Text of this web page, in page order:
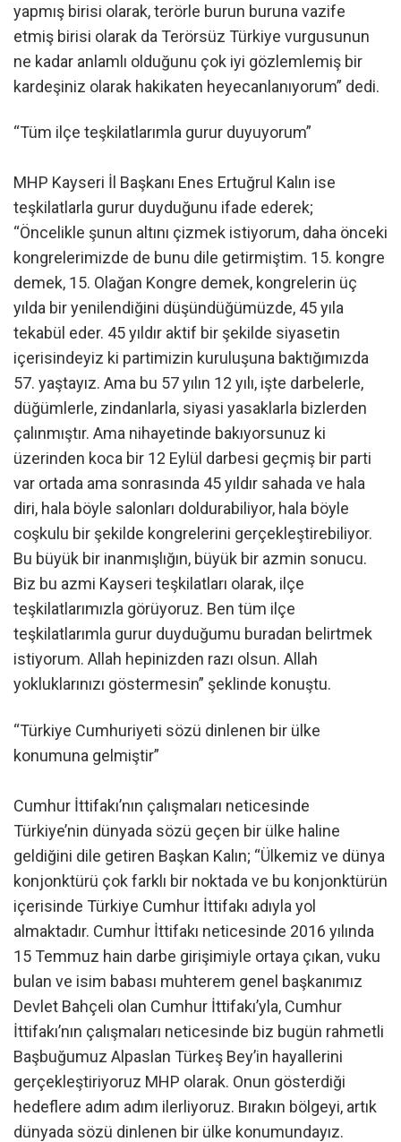
yapmış birisi olarak, terörle burun buruna vazife
etmiş birisi olarak da Terörsüz Türkiye vurgusunun
ne kadar anlamlı olduğunu çok iyi gözlemlemiş bir
kardeşiniz olarak hakikaten heyecanlanıyorum” dedi.
“Tüm ilçe teşkilatlarımla gurur duyuyorum”
MHP Kayseri İl Başkanı Enes Ertuğrul Kalın ise
teşkilatlarla gurur duyduğunu ifade ederek;
“Öncelikle şunun altını çizmek istiyorum, daha önceki
kongrelerimizde de bunu dile getirmiştim. 15. kongre
demek, 15. Olağan Kongre demek, kongrelerin üç
yılda bir yenilendiğini düşündüğümüzde, 45 yıla
tekabül eder. 45 yıldır aktif bir şekilde siyasetin
içerisindeyiz ki partimizin kuruluşuna baktığımızda
57. yaştayız. Ama bu 57 yılın 12 yılı, işte darbelerle,
düğümlerle, zindanlarla, siyasi yasaklarla bizlerden
çalınmıştır. Ama nihayetinde bakıyorsunuz ki
üzerinden koca bir 12 Eylül darbesi geçmiş bir parti
var ortada ama sonrasında 45 yıldır sahada ve hala
diri, hala böyle salonları doldurabiliyor, hala böyle
coşkulu bir şekilde kongrelerini gerçekleştirebiliyor.
Bu büyük bir inanmışlığın, büyük bir azmin sonucu.
Biz bu azmi Kayseri teşkilatları olarak, ilçe
teşkilatlarımızla görüyoruz. Ben tüm ilçe
teşkilatlarımla gurur duyduğumu buradan belirtmek
istiyorum. Allah hepinizden razı olsun. Allah
yokluklarınızı göstermesin” şeklinde konuştu.
“Türkiye Cumhuriyeti sözü dinlenen bir ülke
konumuna gelmiştir”
Cumhur İttifakı’nın çalışmaları neticesinde
Türkiye’nin dünyada sözü geçen bir ülke haline
geldiğini dile getiren Başkan Kalın; “Ülkemiz ve dünya
konjonktürü çok farklı bir noktada ve bu konjonktürün
içerisinde Türkiye Cumhur İttifakı adıyla yol
almaktadır. Cumhur İttifakı neticesinde 2016 yılında
15 Temmuz hain darbe girişimiyle ortaya çıkan, vuku
bulan ve isim babası muhterem genel başkanımız
Devlet Bahçeli olan Cumhur İttifakı’yla, Cumhur
İttifakı’nın çalışmaları neticesinde biz bugün rahmetli
Başbuğumuz Alpaslan Türkeş Bey’in hayallerini
gerçekleştiriyoruz MHP olarak. Onun gösterdiği
hedeflere adım adım ilerliyoruz. Bırakın bölgeyi, artık
dünyada sözü dinlenen bir ülke konumundayız.